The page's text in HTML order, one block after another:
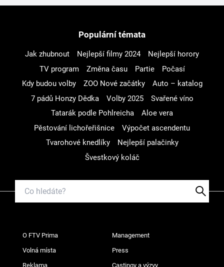
Populární témata
Jak zhubnout Nejlepší filmy 2024
Nejlepší horory
TV program
Změna času Partie
Počasí
Kdy budou volby
ZOO Nové začátky
Auto – katalog
7 pádů Honzy Dědka
Volby 2025
Svařené víno
Tatarák podle Pohlreicha
Aloe vera
Pěstování lichořeřišnice
Výpočet ascendentu
Tvarohové knedlíky
Nejlepší palačinky
Švestkový koláč
O FTV Prima Management
Volná místa Press
Reklama Castingy a výzvy